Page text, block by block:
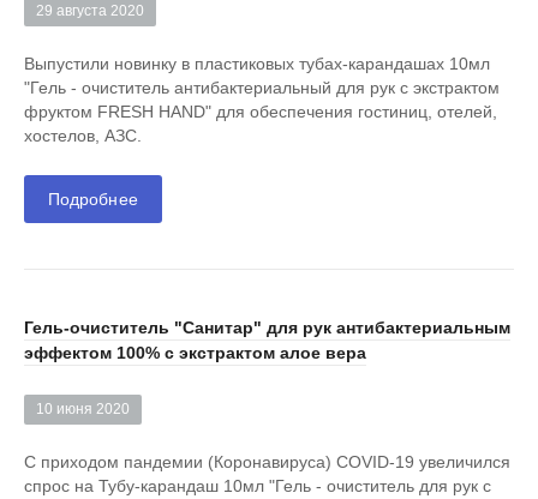
29 августа 2020
Выпустили новинку в пластиковых тубах-карандашах 10мл
"Гель - очиститель антибактериальный для рук c экстрактом
фруктом FRESH HAND" для обеспечения гостиниц, отелей,
хостелов, АЗС.
Подробнее
Гель-очиститель "Санитар" для рук антибактериальным
эффектом 100% с экстрактом алое вера
10 июня 2020
С приходом пандемии (Коронавируса) COVID-19 увеличился
спрос на Тубу-карандаш 10мл "Гель - очиститель для рук с